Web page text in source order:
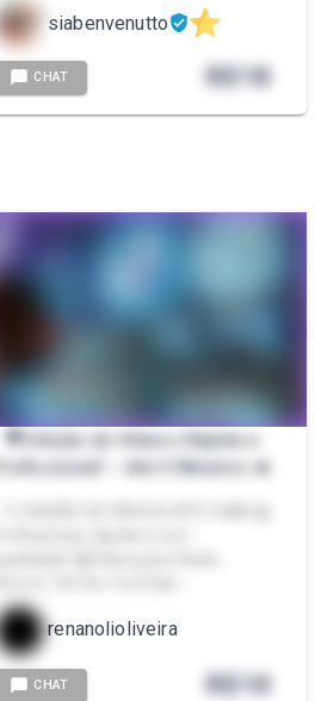
siabenvenutto
CHAT R$18
🎥 Edição de Vídeos Rápida e
Profissional! – Até 5 Minutos 🔥
renanolioliveira
CHAT R$10